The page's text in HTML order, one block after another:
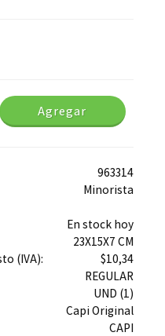
Agregar
963314
Minorista
En stock hoy
23X15X7 CM
(IVA):
$10,34
REGULAR
UND (1)
Capi Original
CAPI